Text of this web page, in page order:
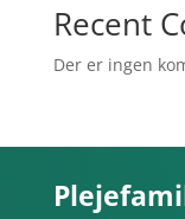
Recent
Der er ingen